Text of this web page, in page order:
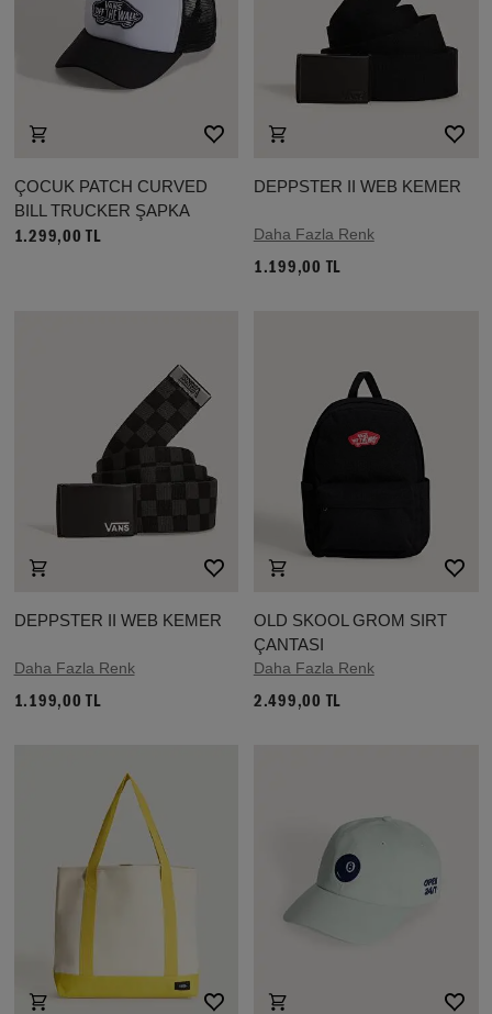
ÇOCUK PATCH CURVED
BILL TRUCKER ŞAPKA
1.299,00 TL
DEPPSTER II WEB KEMER
Daha Fazla Renk
1.199,00 TL
DEPPSTER II WEB KEMER
Daha Fazla Renk
1.199,00 TL
OLD SKOOL GROM SIRT
ÇANTASI
Daha Fazla Renk
2.499,00 TL